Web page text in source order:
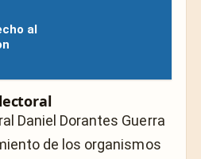
al
Daniel Dorantes Guerra
de los organismos